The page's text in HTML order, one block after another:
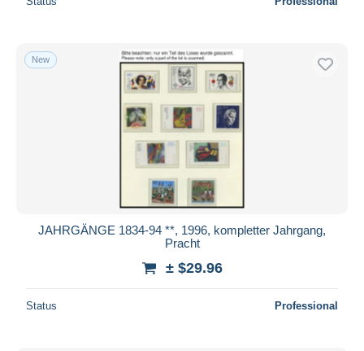
New
JAHRGÄNGE 1834-94 **, 1996, kompletter Jahrgang,
Pracht
± $29.96
Status Professional